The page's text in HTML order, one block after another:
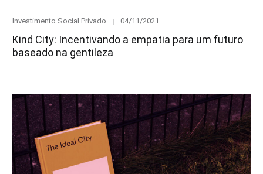
Category
Investimento Social Privado
Posted
04/11/2021
Kind City: Incentivando a empatia para um futuro
baseado na gentileza